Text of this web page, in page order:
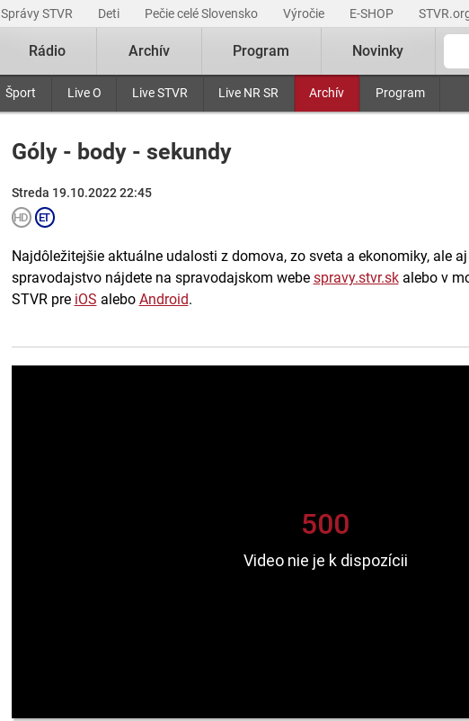
Správy STVR Deti Pečie celé Slovensko Výročie E-SHOP
Šport Live O Live STVR Live NR SR Archív Program
Rádio Archív Program Novinky
Góly - body - sekundy
Streda 19.10.2022 22:45
Najdôležitejšie aktuálne udalosti z domova, zo sveta a ekonomiky, ale
spravodajstvo nájdete na spravodajskom webe spravy.stvr.skalebo v
STVR pre iOS alebo Android.